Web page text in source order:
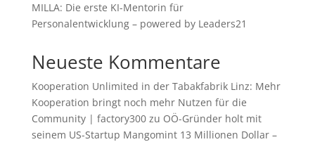
MILLA: Die erste KI-Mentorin für
Personalentwicklung – powered by Leaders21
Neueste Kommentare
Kooperation Unlimited in der Tabakfabrik Linz: Mehr
Kooperation bringt noch mehr Nutzen für die
Community | factory300zu OÖ-Gründer holt mit
seinem US-Startup Mangomint 13 Millionen Dollar –